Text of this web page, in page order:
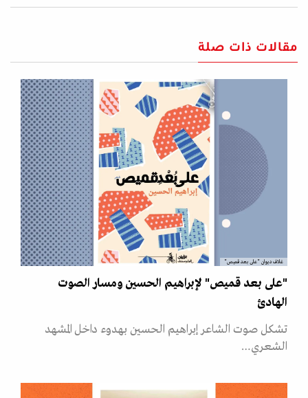
مقالات ذات صلة
غلاف ديوان "على بعد قميص"
"على بعد قميص" لإبراهيم الحسين ومسار الصوت
الهادئ
تشكل صوت الشاعر إبراهيم الحسين بهدوء داخل المشهد
الشعري…